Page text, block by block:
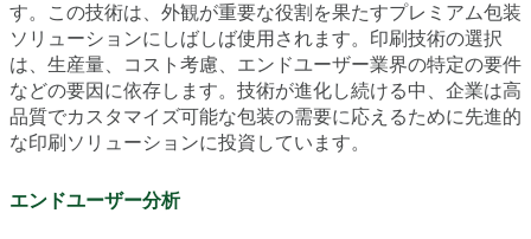
す。この技術は、外観が重要な役割を果たすプレミアム包装
ソリューションにしばしば使用されます。印刷技術の選択
は、生産量、コスト考慮、エンドユーザー業界の特定の要件
などの要因に依存します。技術が進化し続ける中、企業は高
品質でカスタマイズ可能な包装の需要に応えるために先進的
な印刷ソリューションに投資しています。
エンドユーザー分析